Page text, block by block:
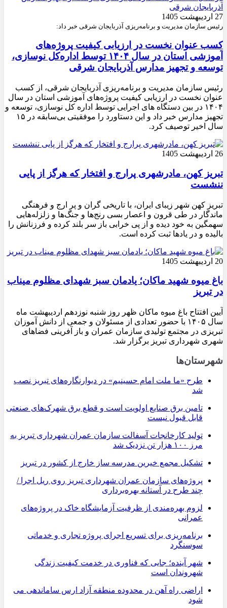
27 اردیبهشت 1405
رئیس سازمان مدیریت و برنامه‌ریزی آذربایجان شرقی خبر داد:
کسب عنوان نخست در ارزیابی کیفیت پروژه‌های
آموزشی استان در سال ۱۴۰۴ توسط اداره‌کل نوسازی،
توسعه و تجهیز مدارس آذربایجان شرقی
رئیس سازمان مدیریت و برنامه‌ریزی آذربایجان شرقی، از کسب
عنوان نخست در ارزیابی کیفیت پروژه‌های آموزشی استان در سال
۱۴۰۴ در بین دستگاه های اجرایی توسط اداره کل نوسازی، توسعه و
تجهیز مدارس خبر داد و این دستاورد را موفقیتی بی‌سابقه در ۱۵
سال اخیر توصیف کرد.
26 اردیبهشت 1405
تبریز کهن، مادرشهری پرارج و افتخار که هرگز از پایی
ننشست
تبریز کهن شهر زیبای ایران، با تاریخی گران و پر ارج و فرهنگی
ماندگار در طی قرون و اعصار بسی رنج‌ها و جنگ‌ها و زلزله‌هایی
سهمگین به خود دیده و از پی خرابی باز سر بلند کرده و فرزنانش را
بالیده و در یادها ثبت کرده است.
20 اردیبهشت 1405
باغ میوه شهید ماکان؛ یادمان سبز شهدای مظلوم میناب
در تبریز
آیین افتتاح باغ میوه ماکان ظهر روز شنبه نوزدهم اردیبهشت ماه
سال ۱۴۰۵ با حضور تعدادی از مسئولان و جمعی از دانش آموزان
تبریزی در مجتمع تولیدی سازمان عمران و باز آفرینی فضاهای
شهری شهرداری تبریز برگزار شد.
شهرستان‌ها
طرح «ما ملت امام حسینیم» در دیوارنگاره‌های تبریز نصب
شد
تامین برق صنایع اولویت است و قطع برق شهرک‌های صنعتی
قابل قبول نیست
تولید کارخانجات آسفالت سازمان عمران شهرداری تبریز به
مرز ۱۰۰ هزار تن نزدیک شد
تشکیل مجمع خیرین مدرسه ‌ساز خارج از کشور در تبریز
پروژه‌های سازمان عمران شهرداری تبریز روی ریل اجرا /
چند طرح در آستانه بهره‌برداری
لزوم بهره‌مندی از ظرفیت آزمایشگاه خاک در پروژه‌های
عمرانی
برنامه‌ریزی برای تسریع اجرای پروژه تجاری و خدماتی
سوسنگرد
شهر آینده؛ جایی که فناوری در خدمت کیفیت زندگی
شهروندان است
اراضی راه آهن در محدوده منطقه آزاد ارس ساماندهی می
شود